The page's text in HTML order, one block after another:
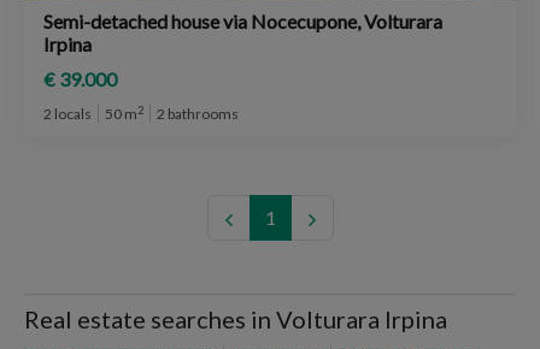
Semi-detached house via Nocecupone, Volturara
Irpina
€ 39.000
2 locals 50 m2 2 bathrooms
1
Real estate searches in Volturara Irpina